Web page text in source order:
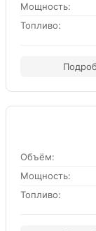
Мощность:
Топливо:
Объём:
Мощность:
Топливо: